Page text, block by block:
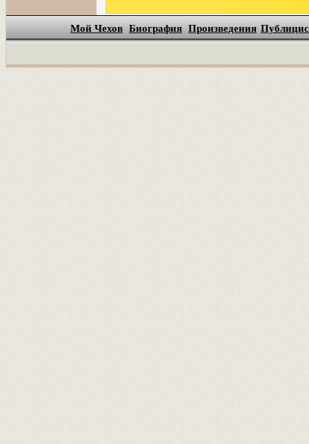
Мой Чехов Биография Произведения